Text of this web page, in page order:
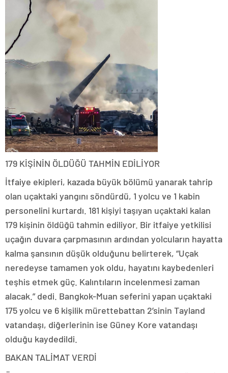
179 KİŞİNİN ÖLDÜĞÜ TAHMİN EDİLİYOR
İtfaiye ekipleri, kazada büyük bölümü yanarak tahrip
olan uçaktaki yangını söndürdü, 1 yolcu ve 1 kabin
personelini kurtardı. 181 kişiyi taşıyan uçaktaki kalan
179 kişinin öldüğü tahmin ediliyor. Bir itfaiye yetkilisi
uçağın duvara çarpmasının ardından yolcuların hayatta
kalma şansının düşük olduğunu belirterek, “Uçak
neredeyse tamamen yok oldu, hayatını kaybedenleri
teşhis etmek güç. Kalıntıların incelenmesi zaman
alacak.” dedi. Bangkok-Muan seferini yapan uçaktaki
175 yolcu ve 6 kişilik mürettebattan 2’sinin Tayland
vatandaşı, diğerlerinin ise Güney Kore vatandaşı
olduğu kaydedildi.
BAKAN TALİMAT VERDİ